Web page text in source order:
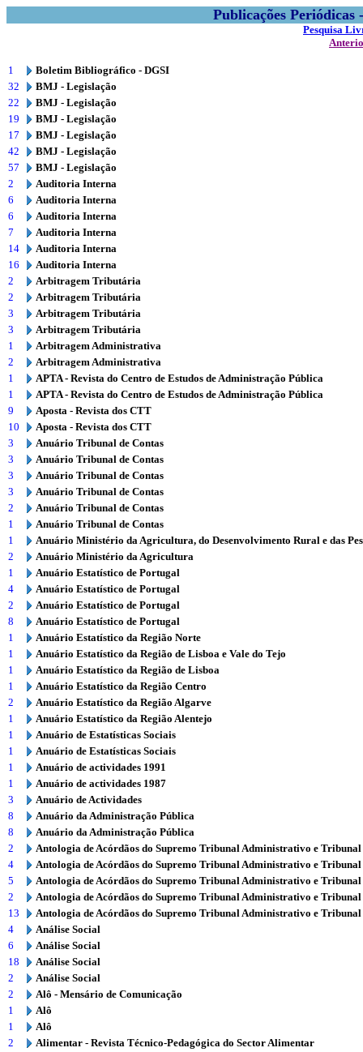
Publicações
Pesquisa
1
Boletim Bibliográfico - DGSI
32
BMJ - Legislação
22
BMJ - Legislação
19
BMJ - Legislação
17
BMJ - Legislação
42
BMJ - Legislação
57
BMJ - Legislação
2
Auditoria Interna
6
Auditoria Interna
6
Auditoria Interna
7
Auditoria Interna
14
Auditoria Interna
16
Auditoria Interna
2
Arbitragem Tributária
2
Arbitragem Tributária
3
Arbitragem Tributária
3
Arbitragem Tributária
1
Arbitragem Administrativa
2
Arbitragem Administrativa
1
APTA - Revista do Centro de Estudos de Administração Pública
1
APTA - Revista do Centro de Estudos de Administração Pública
9
Aposta - Revista dos CTT
10
Aposta - Revista dos CTT
3
Anuário Tribunal de Contas
3
Anuário Tribunal de Contas
3
Anuário Tribunal de Contas
3
Anuário Tribunal de Contas
2
Anuário Tribunal de Contas
1
Anuário Tribunal de Contas
1
Anuário Ministério da Agricultura, do Desenvolvimento Rural e das
2
Anuário Ministério da Agricultura
1
Anuário Estatístico de Portugal
4
Anuário Estatístico de Portugal
2
Anuário Estatístico de Portugal
8
Anuário Estatístico de Portugal
1
Anuário Estatístico da Região Norte
1
Anuário Estatístico da Região de Lisboa e Vale do Tejo
1
Anuário Estatístico da Região de Lisboa
1
Anuário Estatístico da Região Centro
2
Anuário Estatístico da Região Algarve
1
Anuário Estatístico da Região Alentejo
1
Anuário de Estatísticas Sociais
1
Anuário de Estatísticas Sociais
1
Anuário de actividades 1991
1
Anuário de actividades 1987
3
Anuário de Actividades
8
Anuário da Administração Pública
8
Anuário da Administração Pública
2
Antologia de Acórdãos do Supremo Tribunal Administrativo e
4
Antologia de Acórdãos do Supremo Tribunal Administrativo e
5
Antologia de Acórdãos do Supremo Tribunal Administrativo e
2
Antologia de Acórdãos do Supremo Tribunal Administrativo e
13
Antologia de Acórdãos do Supremo Tribunal Administrativo e
4
Análise Social
6
Análise Social
18
Análise Social
2
Análise Social
2
Alô - Mensário de Comunicação
1
Alô
1
Alô
2
Alimentar - Revista Técnico-Pedagógica do Sector Alimentar